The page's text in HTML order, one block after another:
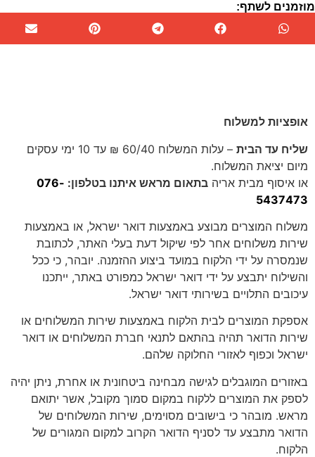
מוזמנים לשתף:
אופציות למשלוח
שליח עד הבית
– עלות המשלוח 60/40 ₪ עד 10 ימי עסקים
מיום יציאת המשלוח.
או איסוף מבית אריה בתאום מראש איתנו בטלפון: 076-
5437473
משלוח המוצרים מבוצע באמצעות דואר ישראל, או באמצעות
שירות משלוחים אחר לפי שיקול דעת בעלי האתר, לכתובת
שנמסרה על ידי הלקוח במועד ביצוע ההזמנה. יובהר, כי ככל
והשילוח יתבצע על ידי דואר ישראל כמפורט באתר, ייתכנו
עיכובים התלויים בשירותי דואר ישראל.
אספקת המוצרים לבית הלקוח באמצעות שירות המשלוחים או
שירות הדואר תהיה בהתאם לתנאי חברת המשלוחים או דואר
ישראל וכפוף לאזורי החלוקה שלהם.
באזורים המוגבלים לגישה מבחינה ביטחונית או אחרת, ניתן יהיה
לספק את המוצרים ללקוח במקום סמוך מקובל, אשר יתואם
מראש. מובהר כי בישובים מסוימים, שירות המשלוחים של
הדואר מתבצע עד לסניף הדואר הקרוב למקום המגורים של
הלקוח.